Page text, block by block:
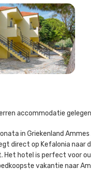
accommodatie
in Griekenland
direct op Kefalonia naar
Het hotel is perfect voor
vakantie naar